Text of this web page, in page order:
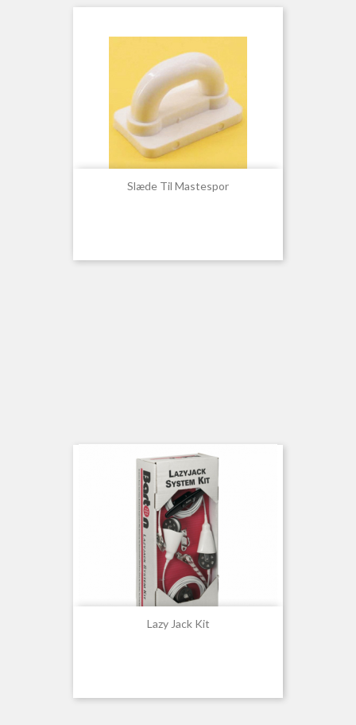
Slæde Til Mastespor
Lazy Jack Kit